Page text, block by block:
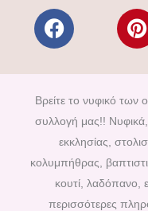
F
a
e
b
o
o
k
i
t
e
r
e
s
t
Βρείτε το νυφικό
συλλογή μας!!
εκκλησίας,
κολυμπήθρας,
κουτί, λαδόπανο,
περισσότερες